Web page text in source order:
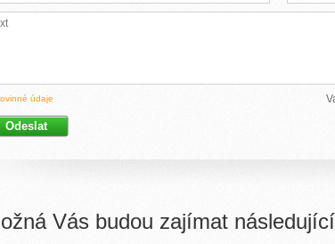
údaje
Vás budou zajímat